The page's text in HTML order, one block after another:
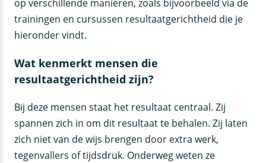
op verschillende manieren, zoals bijvoorbeeld via de
trainingen en cursussen resultaatgerichtheid die je
hieronder vindt.
Wat kenmerkt mensen die
resultaatgerichtheid zijn?
Bij deze mensen staat het resultaat centraal. Zij
spannen zich in om dit resultaat te behalen. Zij laten
zich niet van de wijs brengen door extra werk,
tegenvallers of tijdsdruk. Onderweg weten ze